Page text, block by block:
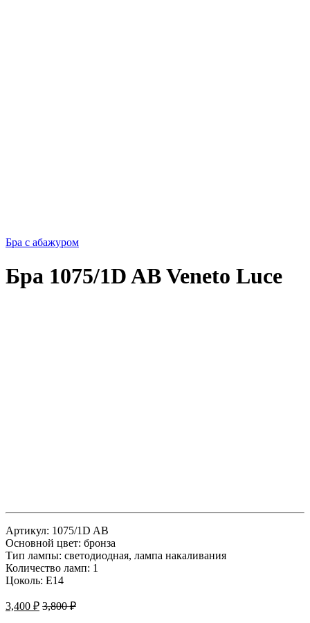
Бра с абажуром
Бра 1075/1D AB Veneto Luce
Артикул: 1075/1D AB
Основной цвет: бронза
Тип лампы: светодиодная, лампа накаливания
Количество ламп: 1
Цоколь: Е14
3,400 ₽ 3,800₽